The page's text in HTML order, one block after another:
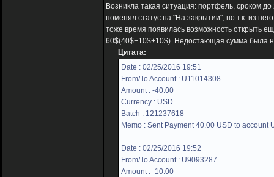
Возникла такая ситуация: портфель, сроком
поменял статус на "На закрытии", но т.к. из
тоже время появилась возможность открыть
60$(40$+10$+10$). Недостающая сумма была
Цитата:
Date : 02/25/2016 19:51
From/To Account : U11014308
Amount : -40.00
Currency : USD
Batch : 121237618
Memo : Sent Payment 40.00 USD to account
Date : 02/25/2016 19:52
From/To Account : U9093287
Amount : -10.00